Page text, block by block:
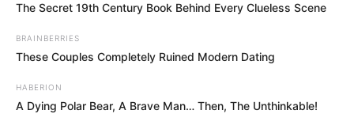
The Secret 19th Century Book Behind Every Clueless Scene
BRAINBERRIES
These Couples Completely Ruined Modern Dating
HABERION
A Dying Polar Bear, A Brave Man… Then, The Unthinkable!